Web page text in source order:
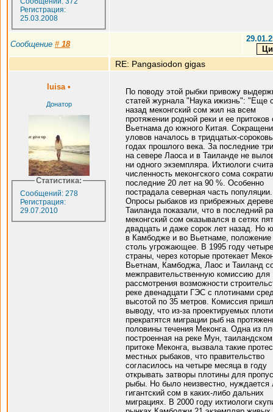
Регистрация:
25.03.2008
Сообщение # 18
RE: Pangasiodon gigas
luisa •
Донатор
Статистика:
Сообщений: 278
Регистрация:
29.07.2010
По поводу этой рыбки привожу
статей журнала "Наука ижизнь": "Еще
назад меконгский сом жил на всем
протяжении родной реки и ее притоков
Вьетнама до южного Китая.
уловов началось в тридцатых-
годах прошлого века. За последние
на севере Лаоса и в Таиланде не
ни одного экземпляра. Ихтиологи
численность меконгского сома
последние 20 лет на 90 %. Особенно
пострадала северная часть популяции.
Опросы рыбаков из прибрежных
Таиланда показали, что в последний
меконгский сом оказывался в сетях
двадцать и даже сорок лет назад. Но
в Камбодже и во Вьетнаме, положение
столь угрожающее. В 1995 году четыре
страны, через которые протекает
Вьетнам, Камбоджа, Лаос и Таиланд
межправительственную комиссию для
рассмотрения возможности
реке двенадцати ГЭС с плотинами
высотой по 35 метров. Комиссия
выводу, что из-за проектируемых
прекратятся миграции рыб на
половины течения Меконга. Одна из
построенная на реке Мун, таиландском
притоке Меконга, вызвала такие
местных рыбаков, что правительство
согласилось на четыре месяца в году
открывать затворы плотины для
рыбы. Но было неизвестно, нуждается
гигантский сом в каких-либо дальних
миграциях. В 2000 году ихтиологи